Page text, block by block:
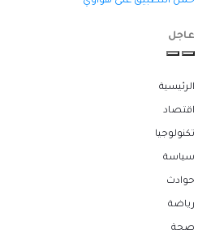
عاجل
الرئيسية
اقتصاد
تكنولوجيا
سياسة
حوادث
رياضة
صحة